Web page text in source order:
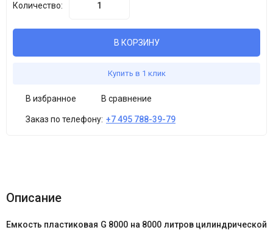
Количество:
В КОРЗИНУ
Купить в 1 клик
В избранное В сравнение
Заказ по телефону: +7 495 788-39-79
Описание
Емкость пластиковая G 8000 на 8000 литров цилиндрической